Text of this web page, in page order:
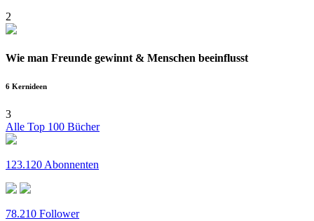
2
Wie man Freunde gewinnt & Menschen beeinflusst
6 Kernideen
3
Alle Top 100 Bücher
123.120 Abonnenten
78.210 Follower